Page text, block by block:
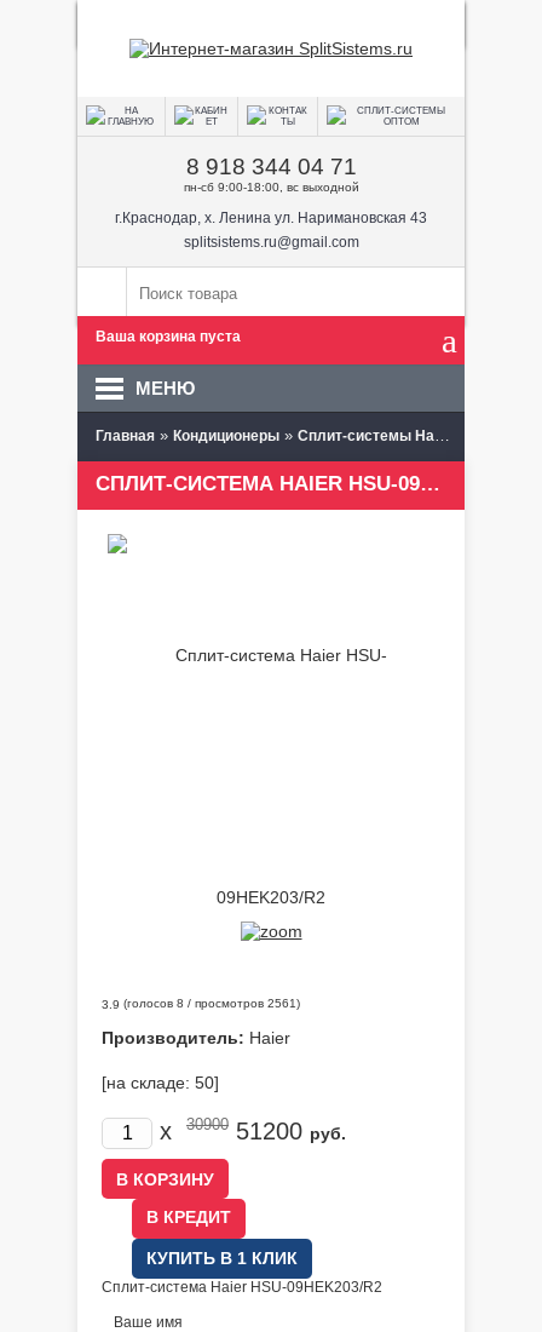
8 918 344 04 71
пн-сб 9:00-18:00, вс выходной
г.Краснодар, х. Ленина ул. Наримановская 43
splitsistems.ru@gmail.com
Ваша корзина пуста
МЕНЮ
Главная » Кондиционеры » Сплит-системы Haier
СПЛИТ-СИСТЕМА HAIER HSU-09HEK203/R2
3.9 (голосов 8 / просмотров 2561)
Производитель: Haier
[на складе: 50]
x 30900 51200 руб.
В КРЕДИТ
КУПИТЬ В 1 КЛИК
Сплит-система Haier HSU-09HEK203/R2
Ваше имя